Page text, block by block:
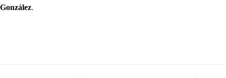
González.